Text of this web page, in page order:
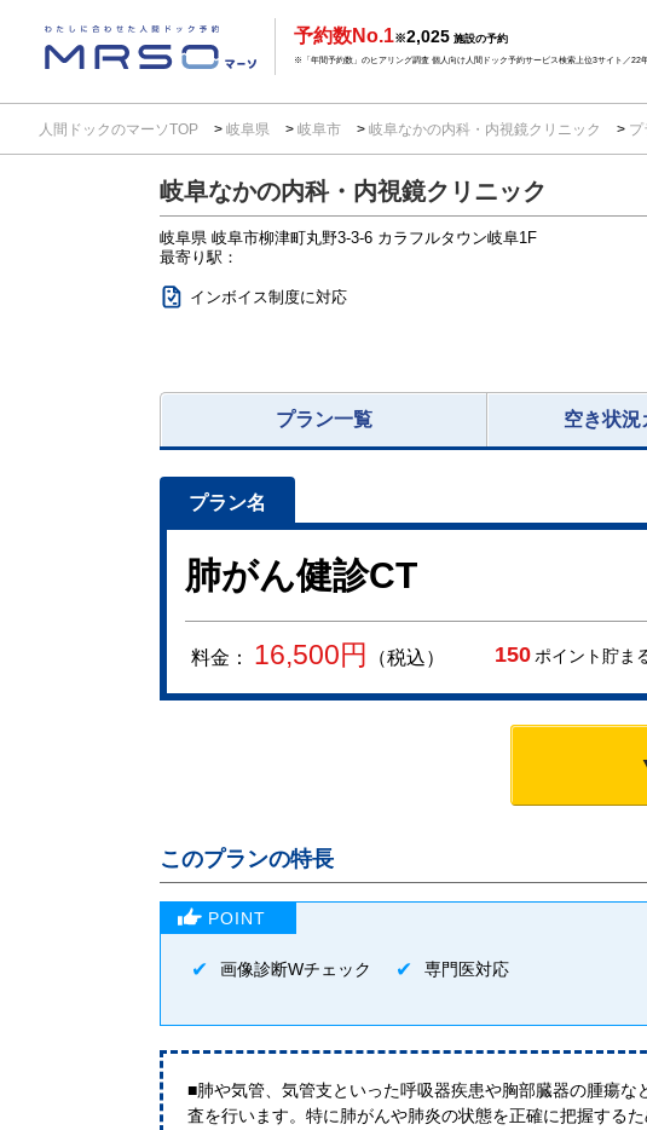
予約数No.1※2,025 施設の予約
※「年間予約数」のヒアリング調査 個人向け人間ドック予約サービス検索上位3サイト／22
人間ドックのマーソTOP 岐阜県 岐阜市 岐阜なかの内科・内視鏡クリニック プ
岐阜なかの内科・内視鏡クリニック
岐阜県 岐阜市柳津町丸野3-3-6 カラフルタウン岐阜1F
最寄り駅：
インボイス制度に対応
プラン一覧 空き状況
肺がん健診CT
料金： 16,500円 （税込） 150 ポイント貯ま
このプランの特長
画像診断Wチェック 専門医対応
■肺や気管、気管支といった呼吸器疾患や胸部臓器の腫瘍な
査を行います。特に肺がんや肺炎の状態を正確に把握する